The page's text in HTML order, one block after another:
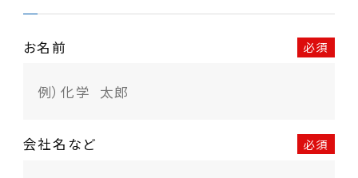
お名前 必須
会社名など 必須